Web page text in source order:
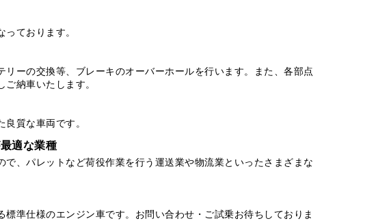
ております。
リーの交換等、ブレーキのオーバーホールを行います。また、各部点
納車いたします。
良質な車両です。
適な業種
で、パレットなど荷役作業を行う運送業や物流業といったさまざまな
標準仕様のエンジン車です。お問い合わせ・ご試乗お待ちしておりま